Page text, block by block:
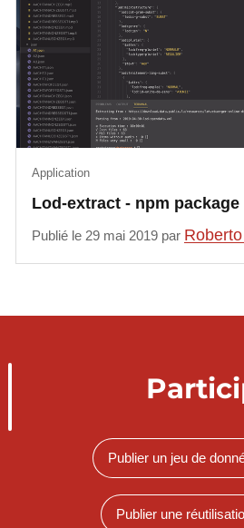
Lod-extract - npm package
Application
Publié le 29 mai 2019 par
Publier un jeu de
Publier une